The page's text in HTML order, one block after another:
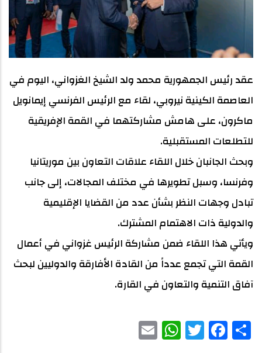
عقد رئيس الجمهورية محمد ولد الشيخ الغزواني، اليوم في
العاصمة الكينية نيروبي، لقاء مع الرئيس الفرنسي إيمانويل
ماكرون، على هامش مشاركتهما في القمة الإفريقية
للتطلعات المستقبلية.
وبحث الجانبان خلال اللقاء علاقات التعاون بين موريتانيا
وفرنسا، وسبل تطويرها في مختلف المجالات، إلى جانب
تبادل وجهات النظر بشأن عدد من القضايا الإقليمية
والدولية ذات الاهتمام المشترك.
ويأتي هذا اللقاء ضمن مشاركة الرئيس غزواني في أعمال
القمة التي تجمع عدداً من القادة الأفارقة والدوليين لبحث
آفاق التنمية والتعاون في القارة.
Share
Facebook
Twitter
WhatsApp